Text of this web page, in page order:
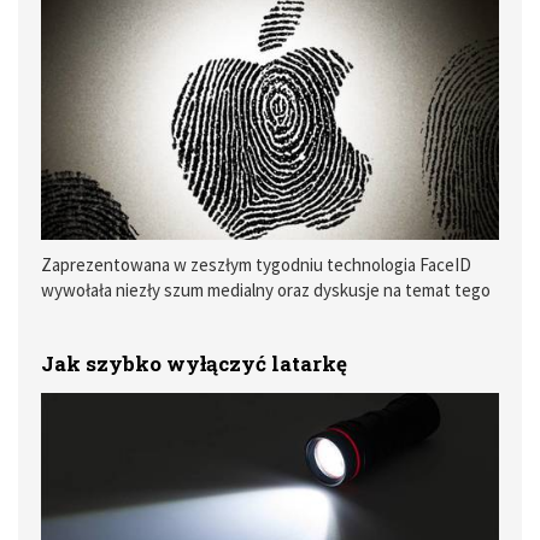
Zaprezentowana w zeszłym tygodniu technologia FaceID
wywołała niezły szum medialny oraz dyskusje na temat tego
zainspirowane potknięciem w demonstracji na scenie
SteveJobs Theater.
Jak szybko wyłączyć latarkę